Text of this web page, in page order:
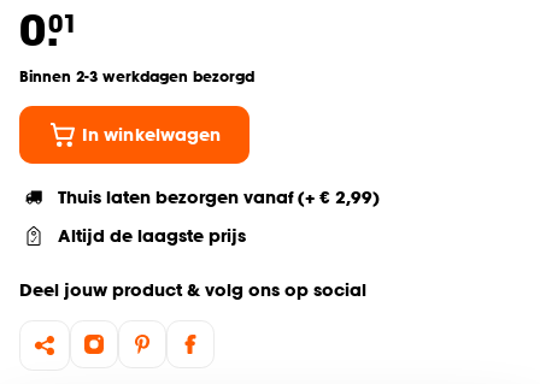
0.01
Binnen 2-3 werkdagen bezorgd
In winkelwagen
Thuis laten bezorgen vanaf (+ € 2,99)
Altijd de laagste prijs
Deel jouw product & volg ons op social